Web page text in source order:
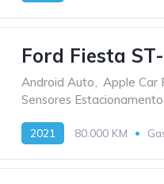
Ford Fiesta
Android Auto Apple Car
Sensores Estacionamento
2021 80.000 KM